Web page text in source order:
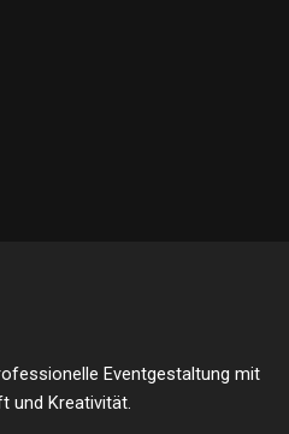
Eventgestaltung mit
und Kreativität.